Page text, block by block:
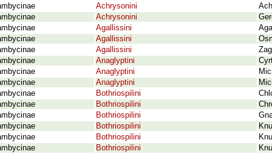
Achrysonini
Achrysonini
Agallissini
Agallissini
Agallissini
Anaglyptini
Anaglyptini
Anaglyptini
Bothriospilini
Bothriospilini
Bothriospilini
Bothriospilini
Bothriospilini
Bothriospilini